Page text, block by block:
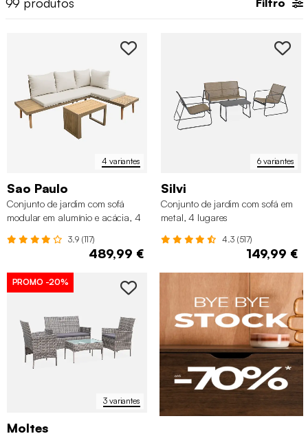
Filtro
4 variantes
Sao Paulo
Conjunto de jardim com sofá
modular em alumínio e acácia, 4
3.9 (117)
489,99 €
6 variantes
Silvi
Conjunto de jardim com sofá em
metal, 4 lugares
4.3 (517)
149,99 €
3 variantes
PROMO -20%
Moltes